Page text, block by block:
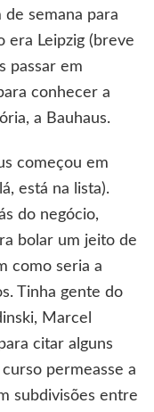
semana para
era Leipzig (breve
passar em
conhecer a
a Bauhaus.
começou em
está na lista).
do negócio,
bolar um jeito de
como seria a
Tinha gente do
Marcel
citar alguns
permeasse a
subdivisões entre